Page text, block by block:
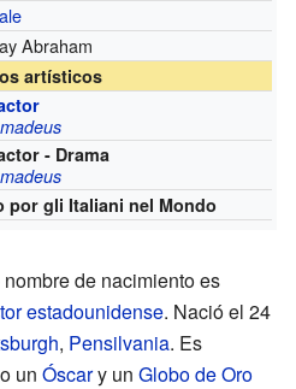
Abraham
artísticos
- Drama
por gli Italiani nel Mondo
nombre de nacimiento es
estadounidense. Nació el 24
, Pensilvania. Es
un Óscary un Globo de Oro